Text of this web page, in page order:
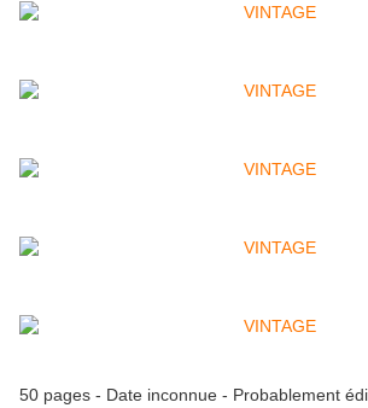
50 pages - Date inconnue - Probablement